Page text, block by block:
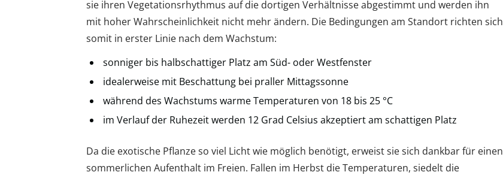
sie ihren Vegetationsrhythmus auf die dortigen Verhältnisse abgestimmt und werden ihn
mit hoher Wahrscheinlichkeit nicht mehr ändern. Die Bedingungen am Standort richten sich
somit in erster Linie nach dem Wachstum:
sonniger bis halbschattiger Platz am Süd- oder Westfenster
idealerweise mit Beschattung bei praller Mittagssonne
während des Wachstums warme Temperaturen von 18 bis 25 °C
im Verlauf der Ruhezeit werden 12 Grad Celsius akzeptiert am schattigen Platz
Da die exotische Pflanze so viel Licht wie möglich benötigt, erweist sie sich dankbar für einen
sommerlichen Aufenthalt im Freien. Fallen im Herbst die Temperaturen, siedelt die